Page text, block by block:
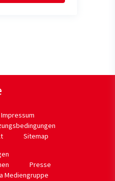
Impressum
Sitemap
Presse
Mediengruppe